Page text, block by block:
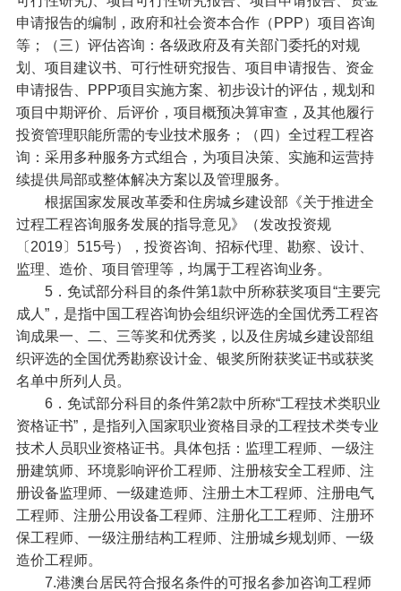
申请报告的编制，政府和社会资本合作（PPP）项目咨询
等；（三）评估咨询：各级政府及有关部门委托的对规
划、项目建议书、可行性研究报告、项目申请报告、资金
申请报告、PPP项目实施方案、初步设计的评估，规划和
项目中期评价、后评价，项目概预决算审查，及其他履行
投资管理职能所需的专业技术服务；（四）全过程工程咨
询：采用多种服务方式组合，为项目决策、实施和运营持
续提供局部或整体解决方案以及管理服务。
根据国家发展改革委和住房城乡建设部《关于推进全
过程工程咨询服务发展的指导意见》（发改投资规
〔2019〕515号），投资咨询、招标代理、勘察、设计、
监理、造价、项目管理等，均属于工程咨询业务。
5．免试部分科目的条件第1款中所称获奖项目“主要完
成人”，是指中国工程咨询协会组织评选的全国优秀工程咨
询成果一、二、三等奖和优秀奖，以及住房城乡建设部组
织评选的全国优秀勘察设计金、银奖所附获奖证书或获奖
名单中所列人员。
6．免试部分科目的条件第2款中所称“工程技术类职业
资格证书”，是指列入国家职业资格目录的工程技术类专业
技术人员职业资格证书。具体包括：监理工程师、一级注
册建筑师、环境影响评价工程师、注册核安全工程师、注
册设备监理师、一级建造师、注册土木工程师、注册电气
工程师、注册公用设备工程师、注册化工工程师、注册环
保工程师、一级注册结构工程师、注册城乡规划师、一级
造价工程师。
7.港澳台居民符合报名条件的可报名参加咨询工程师